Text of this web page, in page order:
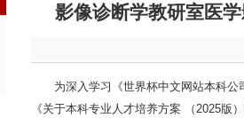
影像诊断学教研室医
为深入学习《世界杯中文网站本科
《关于本科专业人才培养方案 （2025版